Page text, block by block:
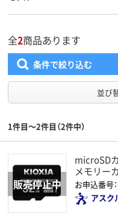
全2商品あります
条件で絞り込む
並び
1件目～2件目（2件中）
microSD
メモリー
お申込番号
アスク